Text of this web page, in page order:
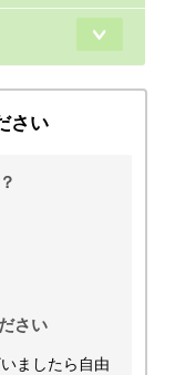
さい
さい
ましたら自由